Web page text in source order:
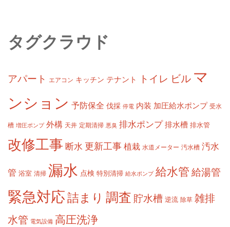
タグクラウド
アパート エアコン キッチン テナント トイレ ビル マ
ンション 予防保全 伐採 停電 内装 加圧給水ポンプ 受水
槽 増圧ポンプ 外構 天井 定期清掃 悪臭 排水ポンプ 排水槽 排水管
改修工事 断水 更新工事 植栽 水道メーター 汚水槽 汚水
管 浴室 清掃 漏水 点検 特別清掃 給水ポンプ 給水管 給湯管
緊急対応詰まり 調査 貯水槽 逆流 除草 雑排
水管 電気設備 高圧洗浄